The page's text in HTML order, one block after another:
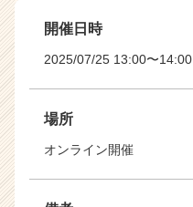
開催日時
2025/07/25 13:00〜14:00
場所
オンライン開催